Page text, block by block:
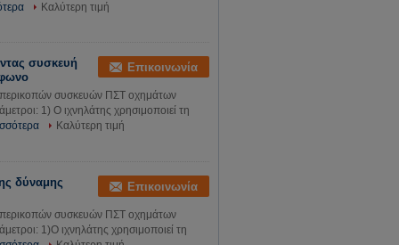
Καλύτερη τιμή
συσκευή
Επικοινωνία
περικοπών συσκευών ΠΣΤ οχημάτων
1) Ο ιχνηλάτης χρησιμοποιεί τη
Καλύτερη τιμή
δύναμης
Επικοινωνία
περικοπών συσκευών ΠΣΤ οχημάτων
1)Ο ιχνηλάτης χρησιμοποιεί τη